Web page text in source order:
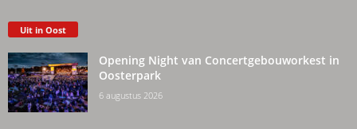
Uit in Oost
Opening Night van Concertgebouworkest in
Oosterpark
6 augustus 2026